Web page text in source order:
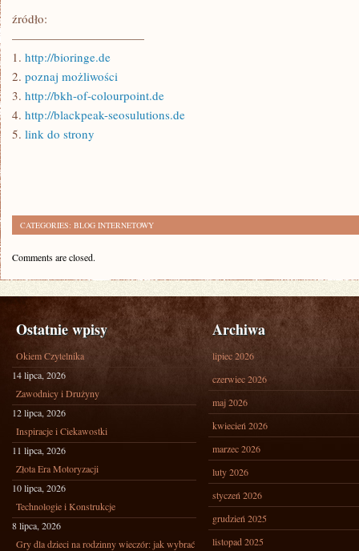
źródło:
———————————
1. http://bioringe.de
2. poznaj możliwości
3. http://bkh-of-colourpoint.de
4. http://blackpeak-seosulutions.de
5. link do strony
CATEGORIES: BLOG INTERNETOWY
Comments are closed.
Ostatnie wpisy
Okiem Czytelnika
14 lipca, 2026
Zawodnicy i Drużyny
12 lipca, 2026
Inspiracje i Ciekawostki
11 lipca, 2026
Złota Era Motoryzacji
10 lipca, 2026
Technologie i Konstrukcje
8 lipca, 2026
Gry dla dzieci na rodzinny wieczór: jak wybrać
Archiwa
lipiec 2026
czerwiec 2026
maj 2026
kwiecień 2026
marzec 2026
luty 2026
styczeń 2026
grudzień 2025
listopad 2025